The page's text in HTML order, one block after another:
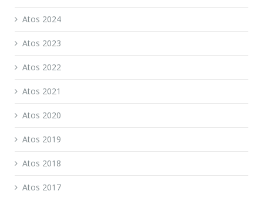
Atos 2024
Atos 2023
Atos 2022
Atos 2021
Atos 2020
Atos 2019
Atos 2018
Atos 2017